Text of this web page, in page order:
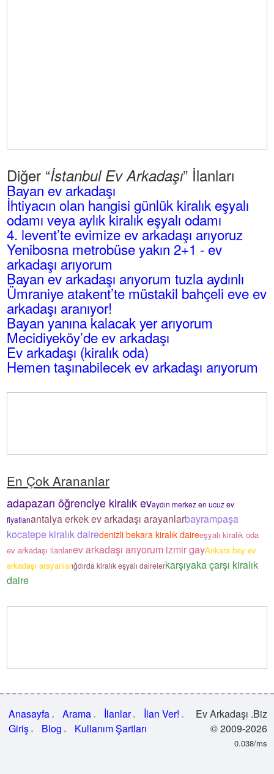
Diğer “İstanbul Ev Arkadaşı” İlanları
Bayan ev arkadaşı
İhtiyacın olan hangisi günlük kiralık eşyalı
odamı veya aylık kiralık eşyalı odamı
4. levent’te evimize ev arkadaşı arıyoruz
Yenibosna metrobüse yakın 2+1 - ev
arkadaşı arıyorum
Bayan ev arkadaşı arıyorum tuzla aydınlı
Ümraniye atakent’te müstakil bahçeli eve ev
arkadaşı aranıyor!
Bayan yanına kalacak yer arıyorum
Mecidiyeköy’de ev arkadaşı
Ev arkadaşı (kiralık oda)
Hemen taşınabilecek ev arkadaşı arıyorum
En Çok Arananlar
adapazarı öğrenciye kiralık evaydın merkez en ucuz ev
fiyatlarıantalya erkek ev arkadaşı arayanlarbayrampaşa
kocatepe kiralık dairedenizli bekara kiralık daireeşyalı kiralık oda
ev arkadaşı ilanlarıev arkadaşı arıyorum izmir gayAnkara bay ev
arkadaşı arayanlarığdırda kiralık eşyalı dairelerkarşıyaka çarşı kiralık
daire
Anasayfa Arama İlanlar
İlan Ver!
Giriş
Blog Kullanım Şartları
Ev Arkadaşı .Biz
© 2009-2026
0.038/ms